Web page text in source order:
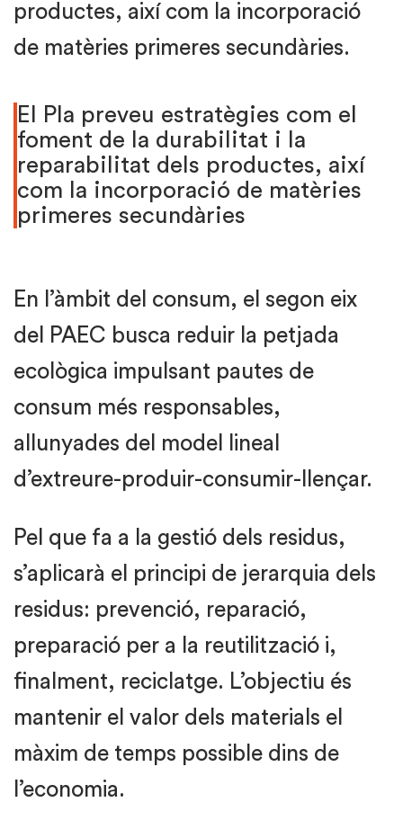
productes, així com la incorporació
de matèries primeres secundàries.
El Pla preveu estratègies com el
foment de la durabilitat i la
reparabilitat dels productes, així
com la incorporació de matèries
primeres secundàries
En l’àmbit del consum, el segon eix
del PAEC busca reduir la petjada
ecològica impulsant pautes de
consum més responsables,
allunyades del model lineal
d’extreure-produir-consumir-llençar.
Pel que fa a la gestió dels residus,
s’aplicarà el principi de jerarquia dels
residus: prevenció, reparació,
preparació per a la reutilització i,
finalment, reciclatge. L’objectiu és
mantenir el valor dels materials el
màxim de temps possible dins de
l’economia.